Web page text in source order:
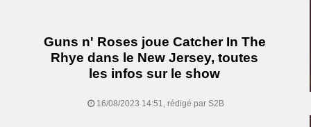
Guns n' Roses joue Catcher In The
Rhye dans le New Jersey, toutes
les infos sur le show
16/08/2023 14:51, rédigé par S2B